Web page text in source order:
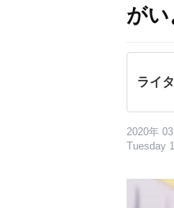
が
ライ
2020年
Tuesday